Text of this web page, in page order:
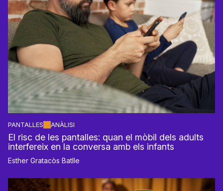
PANTALLES ANÀLISI
El risc de les pantalles: quan el mòbil dels adults
interfereix en la conversa amb els infants
Esther Gratacòs Batlle